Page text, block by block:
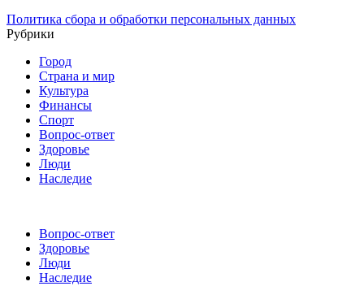
Политика сбора и обработки персональных данных
Рубрики
Город
Страна и мир
Культура
Финансы
Спорт
Вопрос-ответ
Здоровье
Люди
Наследие
Вопрос-ответ
Здоровье
Люди
Наследие